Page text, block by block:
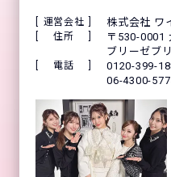
運営会社 株式会社 ワ
住所
〒530-0001
ブリーゼブ
電話
0120-399-
06-4300-